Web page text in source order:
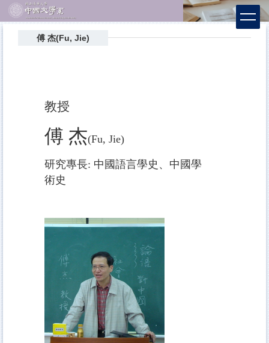
跳
到
傅 杰(Fu, Jie)
教授
傅 杰(Fu, Jie)
研究專長: 中國語言學史、中國學
術史